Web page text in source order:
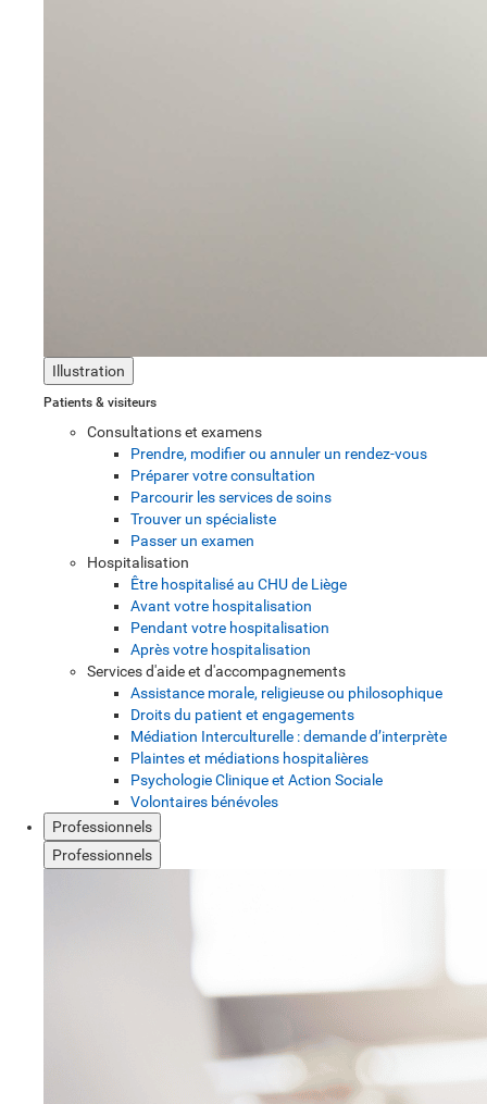
Illustration
Patients & visiteurs
Consultations et examens
Prendre, modifier ou annuler un rendez-vous
Préparer votre consultation
Parcourir les services de soins
Trouver un spécialiste
Passer un examen
Hospitalisation
Être hospitalisé au CHU de Liège
Avant votre hospitalisation
Pendant votre hospitalisation
Après votre hospitalisation
Services d'aide et d'accompagnements
Assistance morale, religieuse ou philosophique
Droits du patient et engagements
Médiation Interculturelle : demande d’interprète
Plaintes et médiations hospitalières
Psychologie Clinique et Action Sociale
Volontaires bénévoles
Professionnels
Professionnels